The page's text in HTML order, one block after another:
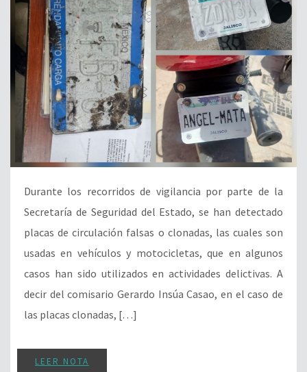
Durante los recorridos de vigilancia por parte de la
Secretaría de Seguridad del Estado, se han detectado
placas de circulación falsas o clonadas, las cuales son
usadas en vehículos y motocicletas, que en algunos
casos han sido utilizados en actividades delictivas. A
decir del comisario Gerardo Insúa Casao, en el caso de
las placas clonadas, […]
LEER NOTA